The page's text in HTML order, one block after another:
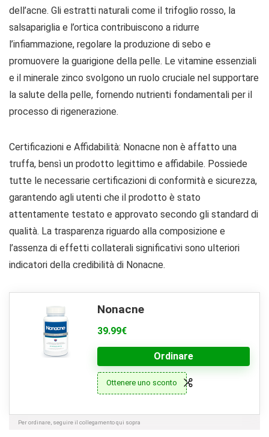
dell’acne. Gli estratti naturali come il trifoglio rosso, la
salsapariglia e l’ortica contribuiscono a ridurre
l’infiammazione, regolare la produzione di sebo e
promuovere la guarigione della pelle. Le vitamine essenziali
e il minerale zinco svolgono un ruolo cruciale nel supportare
la salute della pelle, fornendo nutrienti fondamentali per il
processo di rigenerazione.
Certificazioni e Affidabilità: Nonacne non è affatto una
truffa, bensì un prodotto legittimo e affidabile. Possiede
tutte le necessarie certificazioni di conformità e sicurezza,
garantendo agli utenti che il prodotto è stato
attentamente testato e approvato secondo gli standard di
qualità. La trasparenza riguardo alla composizione e
l’assenza di effetti collaterali significativi sono ulteriori
indicatori della credibilità di Nonacne.
Nonacne
39.99€
Ordinare
Ottenere uno sconto
Per ordinare, seguire il collegamento qui sopra